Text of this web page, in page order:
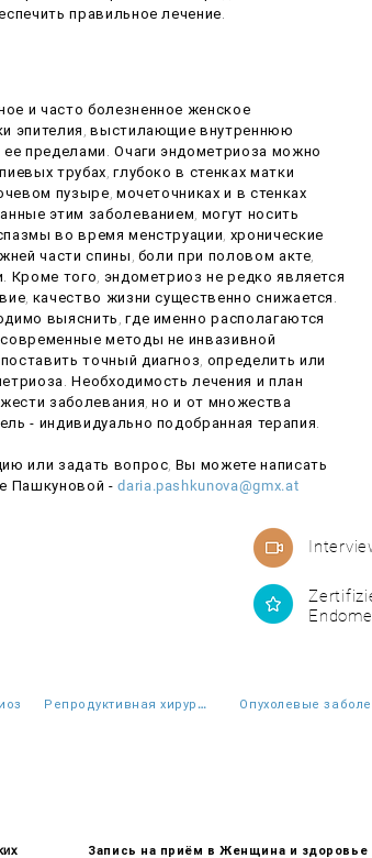
правильное лечение.
и часто болезненное женское
эпителия, выстилающие внутреннюю
пределами. Очаги эндометриоза можно
трубах, глубоко в стенках матки
пузыре, мочеточниках и в стенках
этим заболеванием, могут носить
во время менструации, хронические
части спины, боли при половом акте,
Кроме того, эндометриоз не редко является
качество жизни существенно снижается.
выяснить, где именно располагаются
методы не инвазивной
точный диагноз, определить или
Необходимость лечения и план
заболевания, но и от множества
- индивидуально подобранная терапия.
или задать вопрос, Вы можете написать
Пашкуновой -daria.pashkunova@gmx.at
Репродуктивная хирургия Опухолевые
Запись на приём в Женщина и здоровье